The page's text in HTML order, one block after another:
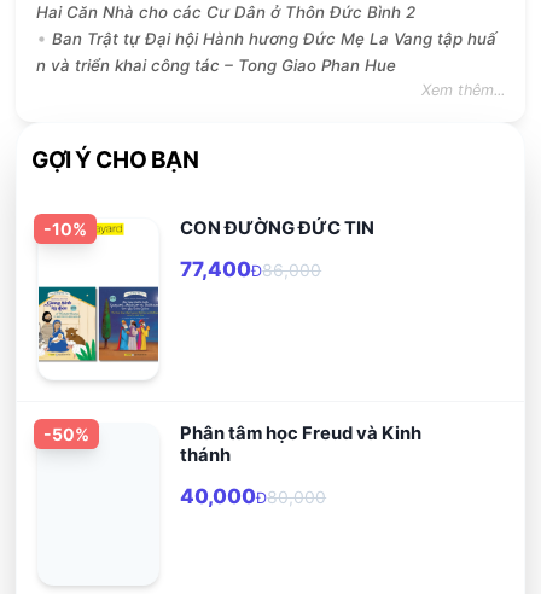
Hai Căn Nhà cho các Cư Dân ở Thôn Đức Bình 2
Ban Trật tự Đại hội Hành hương Đức Mẹ La Vang tập huấ
n và triển khai công tác – Tong Giao Phan Hue
Xem thêm...
GỢI Ý CHO BẠN
-10% CON ĐƯỜNG ĐỨC TIN
77,400Đ86,000
-50%
Phân tâm học Freud và Kinh
thánh
40,000Đ80,000